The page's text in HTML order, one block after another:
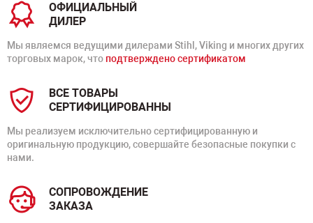
ОФИЦИАЛЬНЫЙ
ДИЛЕР
Мы являемся ведущими дилерами Stihl, Viking и многих других
торговых марок, что подтверждено сертификатом
ВСЕ ТОВАРЫ
СЕРТИФИЦИРОВАННЫ
Мы реализуем исключительно сертифицированную и
оригинальную продукцию, совершайте безопасные покупки с
нами.
СОПРОВОЖДЕНИЕ
ЗАКАЗА